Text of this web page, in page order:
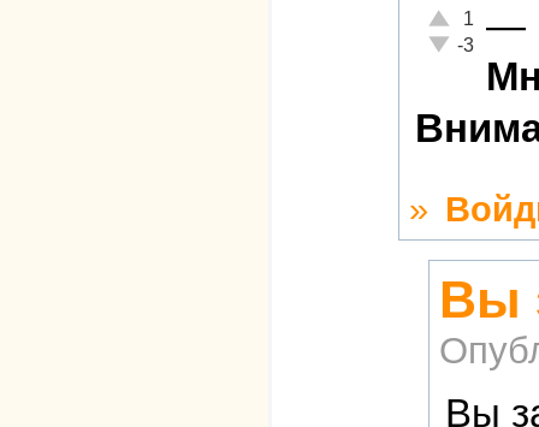
Отлично!
1
Неадекватно!
-3 —
»
Вы
Вы